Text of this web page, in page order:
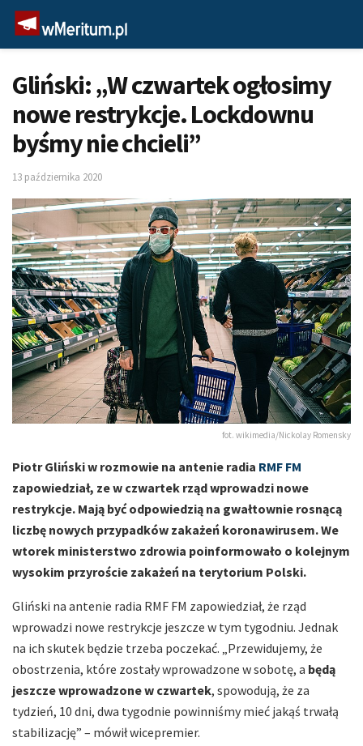
Gliński: „W czwartek ogłosimy
nowe restrykcje. Lockdownu
byśmy nie chcieli”
13 października 2020
fot. wikimedia/Nickolay Romensky
Piotr Gliński w rozmowie na antenie radia RMF FM
zapowiedział, ze w czwartek rząd wprowadzi nowe
restrykcje. Mają być odpowiedzią na gwałtownie rosnącą
liczbę nowych przypadków zakażeń koronawirusem. We
wtorek ministerstwo zdrowia poinformowało o kolejnym
wysokim przyroście zakażeń na terytorium Polski.
Gliński na antenie radia RMF FM zapowiedział, że rząd
wprowadzi nowe restrykcje jeszcze w tym tygodniu. Jednak
na ich skutek będzie trzeba poczekać. „Przewidujemy, że
obostrzenia, które zostały wprowadzone w sobotę, a będą
jeszcze wprowadzone w czwartek, spowodują, że za
tydzień, 10 dni, dwa tygodnie powinniśmy mieć jakąś trwałą
stabilizację” – mówił wicepremier.